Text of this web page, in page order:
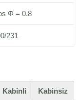
Φ = 0.8
231
Kabinli Kabinsiz